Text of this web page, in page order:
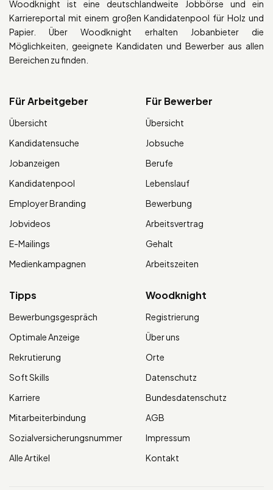
Woodknight ist eine deutschlandweite Jobbörse und ein
Karriereportal mit einem großen Kandidatenpool für Holz und
Papier. Über Woodknight erhalten Jobanbieter die
Möglichkeiten, geeignete Kandidaten und Bewerber aus allen
Bereichen zu finden.
Für Arbeitgeber
Übersicht
Kandidatensuche
Jobanzeigen
Kandidatenpool
Employer Branding
Jobvideos
E-Mailings
Medienkampagnen
Für Bewerber
Übersicht
Jobsuche
Berufe
Lebenslauf
Bewerbung
Arbeitsvertrag
Gehalt
Arbeitszeiten
Tipps
Bewerbungsgespräch
Optimale Anzeige
Rekrutierung
Soft Skills
Karriere
Mitarbeiterbindung
Sozialversicherungsnummer
Alle Artikel
Woodknight
Registrierung
Über uns
Orte
Datenschutz
Bundesdatenschutz
AGB
Impressum
Kontakt